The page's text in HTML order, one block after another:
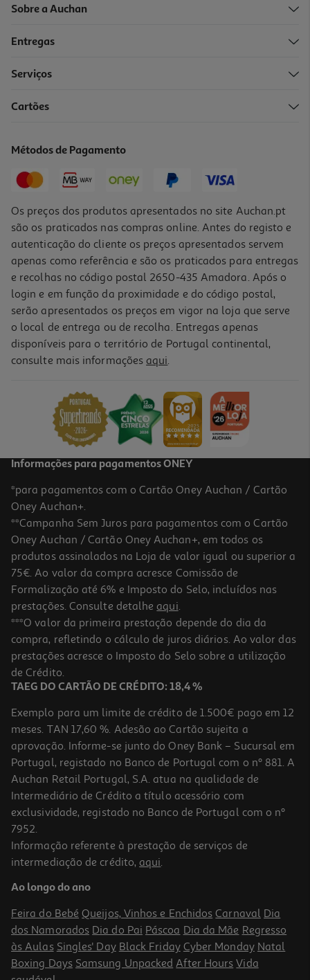
Revista A Fábrica Cruzadexes Extra
Revista Coleção Sopas
3 €/un
3,00 €
Revista Álbum Sopas
3.6 €/un
3,60 €
Sobre a Auchan
Entregas
Serviços
Cartões
Métodos de Pagamento
Os preços dos produtos apresentados no site Auchan.pt
são os praticados nas compras online. Antes do registo e
autenticação do cliente os preços apresentados servem
apenas como referência e são os praticados para entregas
e recolhas no código postal 2650-435 Amadora. Após o
login e em função da proximidade e do código postal,
serão apresentados os preços em vigor na loja que serve
o local de entrega ou de recolha. Entregas apenas
disponíveis para o território de Portugal continental,
consulte mais informações aqui.
Informações para pagamentos ONEY
*para pagamentos com o Cartão Oney Auchan / Cartão
Oney Auchan+.
**Campanha Sem Juros para pagamentos com o Cartão
Oney Auchan / Cartão Oney Auchan+, em todos os
produtos assinalados na Loja de valor igual ou superior a
75€. Ao valor da compra acresce Comissão de
Formalização até 6% e Imposto do Selo, incluídos nas
prestações. Consulte detalhe aqui.
***O valor da primeira prestação depende do dia da
compra, refletindo o cálculo de juros diários. Ao valor das
prestações acresce o Imposto do Selo sobre a utilização
de Crédito.
TAEG DO CARTÃO DE CRÉDITO: 18,4 %
Exemplo para um limite de crédito de 1.500€ pago em 12
meses. TAN 17,60 %. Adesão ao Cartão sujeita a
aprovação. Informe-se junto do Oney Bank – Sucursal em
Portugal, registado no Banco de Portugal com o nº 881. A
Auchan Retail Portugal, S.A. atua na qualidade de
Intermediário de Crédito a título acessório com
exclusividade, registado no Banco de Portugal com o nº
7952.
Informação referente à prestação de serviços de
intermediação de crédito, aqui.
Ao longo do ano
Feira do Bebé Queijos, Vinhos e Enchidos Carnaval Dia
dos Namorados Dia do Pai Páscoa Dia da Mãe Regresso
às Aulas Singles' Day Black Friday Cyber Monday Natal
Boxing Days Samsung Unpacked After Hours Vida